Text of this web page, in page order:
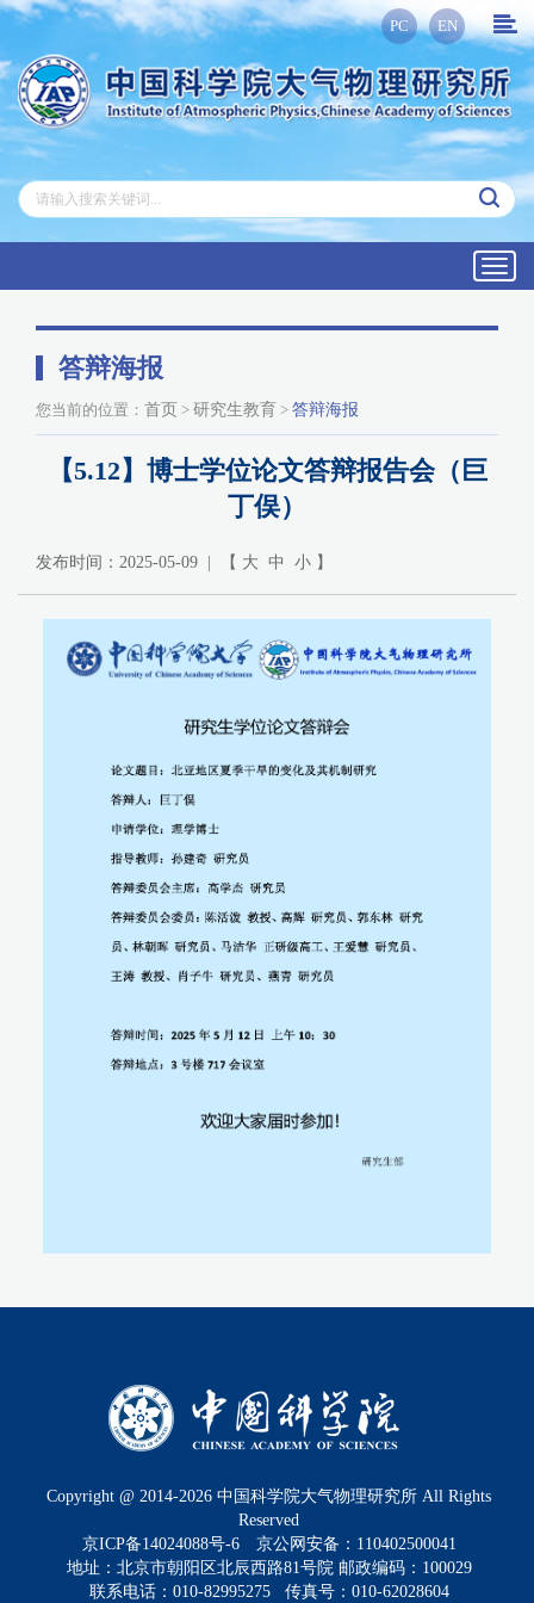
PC EN
答辩海报
您当前的位置： 首页 > 研究生教育 > 答辩海报
【5.12】博士学位论文答辩报告会（巨
丁俣）
发布时间：2025-05-09 | 【 大 中 小 】
Copyright @ 2014-2026 中国科学院大气物理研究所 All Rights
Reserved
京ICP备14024088号-6
京公网安备：110402500041
地址：北京市朝阳区北辰西路81号院 邮政编码：100029
联系电话：010-82995275 传真号：010-62028604